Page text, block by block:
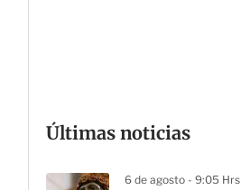
Últimas noticias
6 de agosto - 9:05 Hrs